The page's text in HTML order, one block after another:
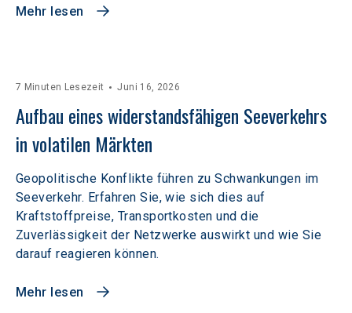
Mehr lesen
7 Minuten Lesezeit Juni 16, 2026
Aufbau eines widerstandsfähigen Seeverkehrs
in volatilen Märkten
Geopolitische Konflikte führen zu Schwankungen im
Seeverkehr. Erfahren Sie, wie sich dies auf
Kraftstoffpreise, Transportkosten und die
Zuverlässigkeit der Netzwerke auswirkt und wie Sie
darauf reagieren können.
Mehr lesen